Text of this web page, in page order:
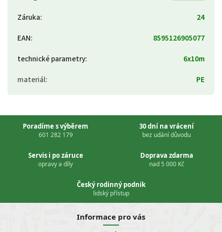
Záruka:
24
EAN:
8595126905077
technické parametry:
6x10m
materiál: PE
Poradíme s výběrem
601 282 179
30 dní na vrácení
bez udání důvodu
Servis i po záruce
opravy a díly
Doprava zdarma
nad 5 000 Kč
Český rodinný podnik
lidský přístup
Informace pro vás